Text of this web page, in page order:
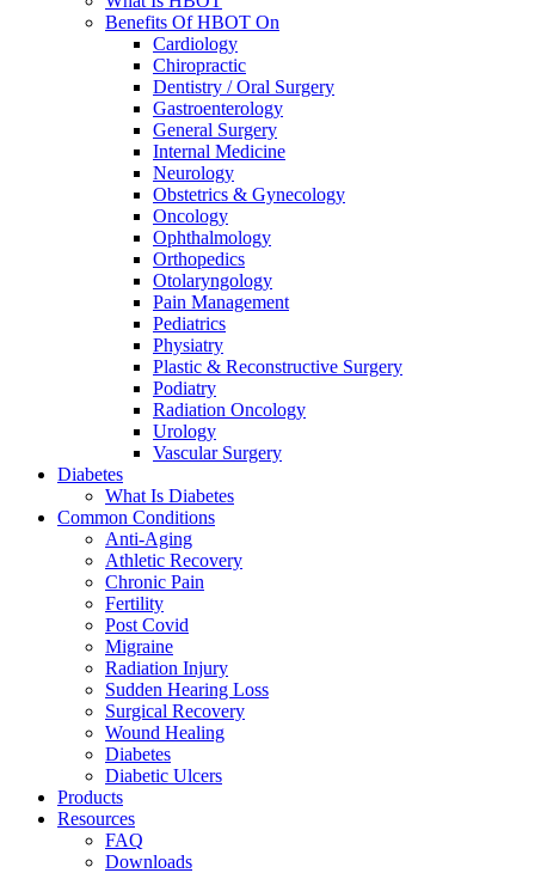
Benefits Of HBOT On
Cardiology
Chiropractic
Dentistry / Oral Surgery
Gastroenterology
General Surgery
Internal Medicine
Neurology
Obstetrics & Gynecology
Oncology
Ophthalmology
Orthopedics
Otolaryngology
Pain Management
Pediatrics
Physiatry
Plastic & Reconstructive Surgery
Podiatry
Radiation Oncology
Urology
Vascular Surgery
Diabetes
What Is Diabetes
Common Conditions
Anti-Aging
Athletic Recovery
Chronic Pain
Fertility
Post Covid
Migraine
Radiation Injury
Sudden Hearing Loss
Surgical Recovery
Wound Healing
Diabetes
Diabetic Ulcers
Products
Resources
FAQ
Downloads